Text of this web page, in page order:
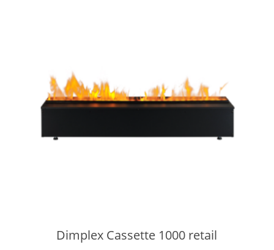
Dimplex Cassette 1000 retail